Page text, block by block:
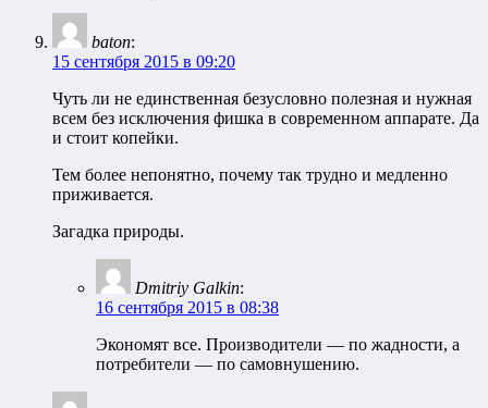
baton:
15 сентября 2015 в 09:20
Чуть ли не единственная безусловно полезная и нужная
всем без исключения фишка в современном аппарате. Да
и стоит копейки.
Тем более непонятно, почему так трудно и медленно
приживается.
Загадка природы.
Dmitriy Galkin:
16 сентября 2015 в 08:38
Экономят все. Производители — по жадности, а
потребители — по самовнушению.